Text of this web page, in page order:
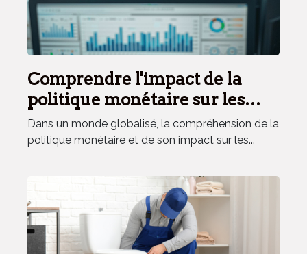
Comprendre l'impact de la
politique monétaire sur les
marchés émergents en période
de crise
Dans un monde globalisé, la compréhension de la
politique monétaire et de son impact sur les...